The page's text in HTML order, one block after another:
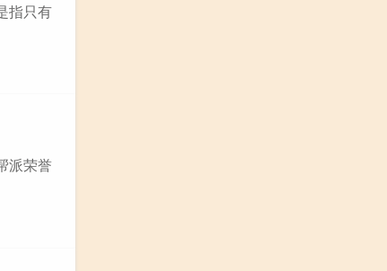
指只有
派荣誉